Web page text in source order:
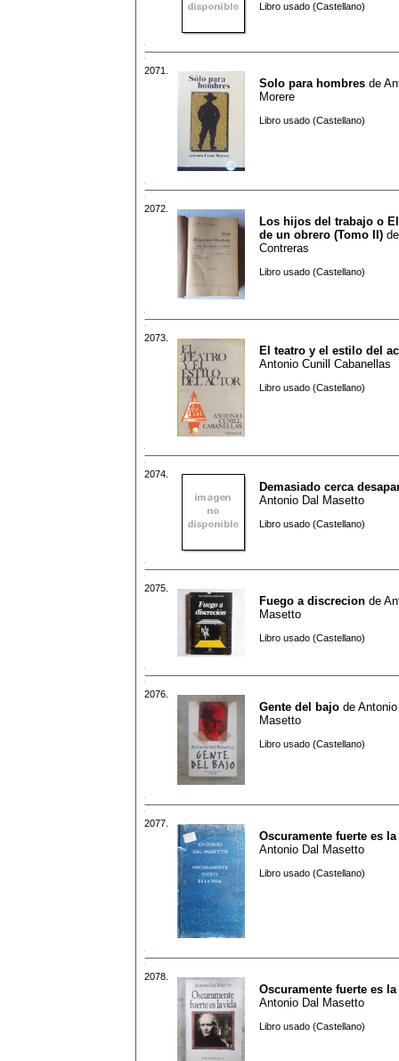
Libro usado (Castellano)
2071.
Solo para hombres de
Morere
Libro usado (Castellano)
2072.
Los hijos del trabajo o
de un obrero (Tomo II)
Contreras
Libro usado (Castellano)
2073.
El teatro y el estilo del
Antonio Cunill Cabanellas
Libro usado (Castellano)
2074.
Demasiado cerca
Antonio Dal Masetto
Libro usado (Castellano)
2075.
Fuego a discrecion de
Masetto
Libro usado (Castellano)
2076.
Gente del bajo de
Masetto
Libro usado (Castellano)
2077.
Oscuramente fuerte es
Antonio Dal Masetto
Libro usado (Castellano)
2078.
Oscuramente fuerte es
Antonio Dal Masetto
Libro usado (Castellano)